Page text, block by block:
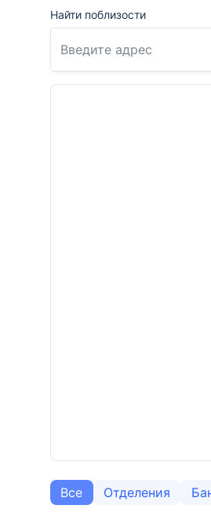
Найти поблизости
Все Отделения